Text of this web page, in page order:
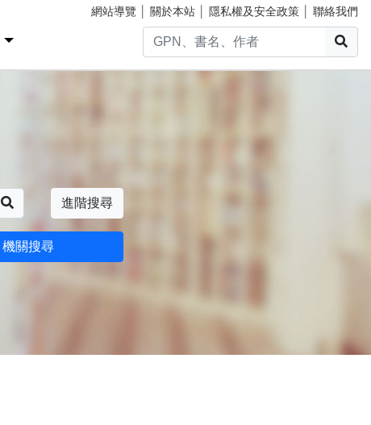
網站導覽 關於本站 隱私權及安全政策 聯絡我們
進階搜尋
機關搜尋